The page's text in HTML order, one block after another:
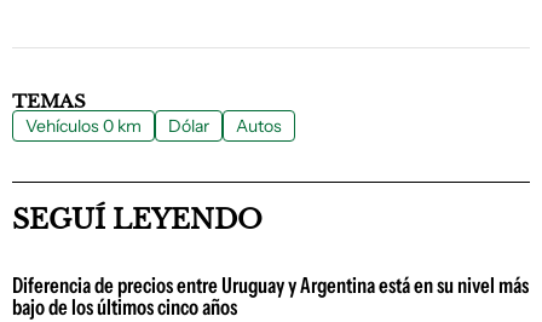
TEMAS
Vehículos 0 km Dólar Autos
SEGUÍ LEYENDO
Diferencia de precios entre Uruguay y Argentina está en su nivel más
bajo de los últimos cinco años